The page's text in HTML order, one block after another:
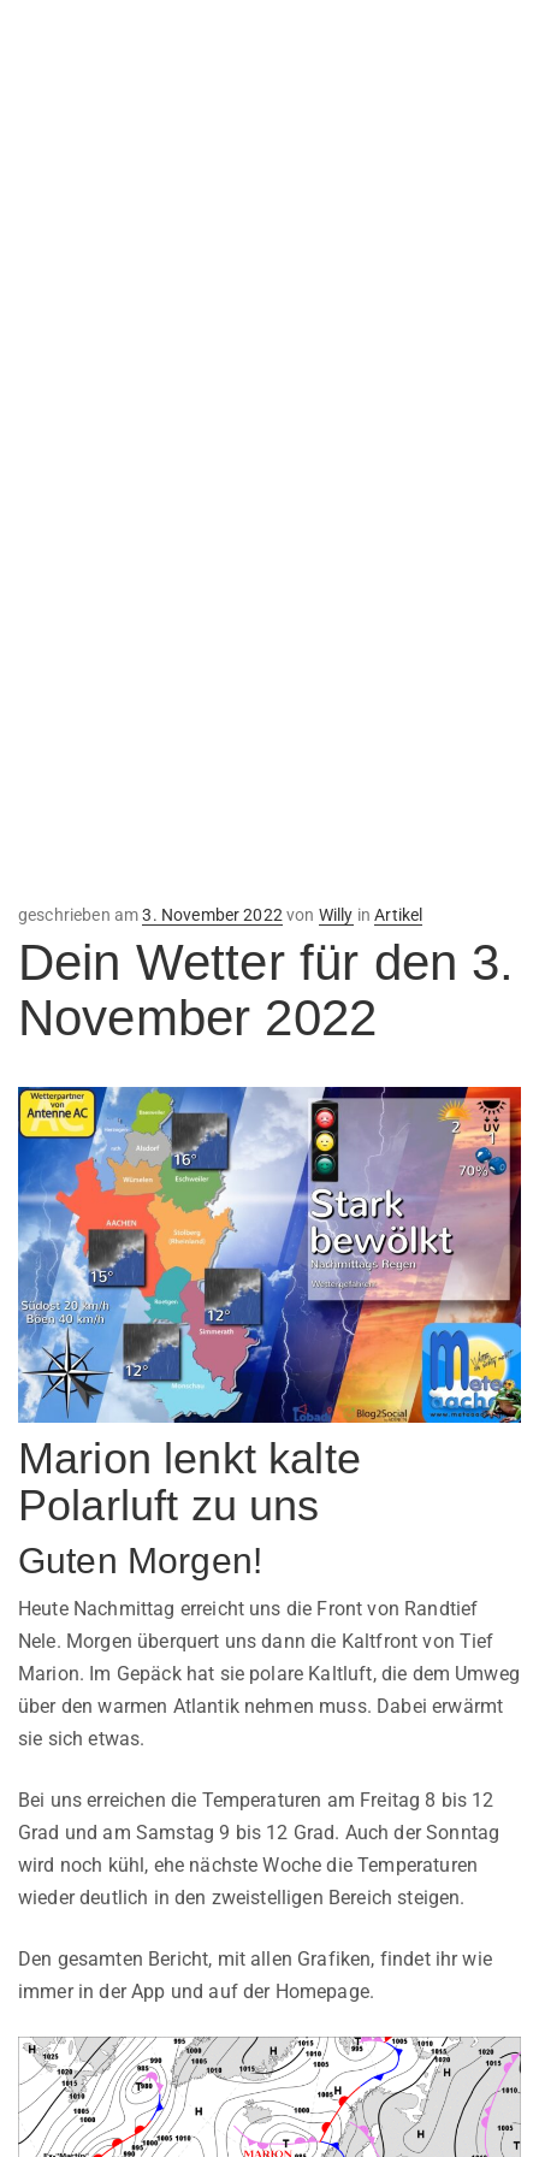
geschrieben amVeröffentlicht
am
3. November 2022 von Willy inArtikel
Dein Wetter für den 3.
November 2022
Marion lenkt kalte
Polarluft zu uns
Guten Morgen!
Heute Nachmittag erreicht uns die Front von Randtief
Nele. Morgen überquert uns dann die Kaltfront von Tief
Marion. Im Gepäck hat sie polare Kaltluft, die dem Umweg
über den warmen Atlantik nehmen muss. Dabei erwärmt
sie sich etwas.
Bei uns erreichen die Temperaturen am Freitag 8 bis 12
Grad und am Samstag 9 bis 12 Grad. Auch der Sonntag
wird noch kühl, ehe nächste Woche die Temperaturen
wieder deutlich in den zweistelligen Bereich steigen.
Den gesamten Bericht, mit allen Grafiken, findet ihr wie
immer in der App und auf der Homepage.